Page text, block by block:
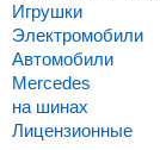
Игрушки
Электромобили
Автомобили
Mercedes
на шинах
Лицензионные